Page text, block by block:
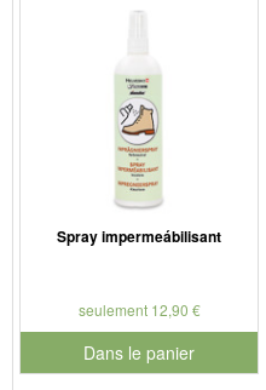
Spray impermeábilisant
seulement 12,90 €
Dans le panier
pour le numéro de produit